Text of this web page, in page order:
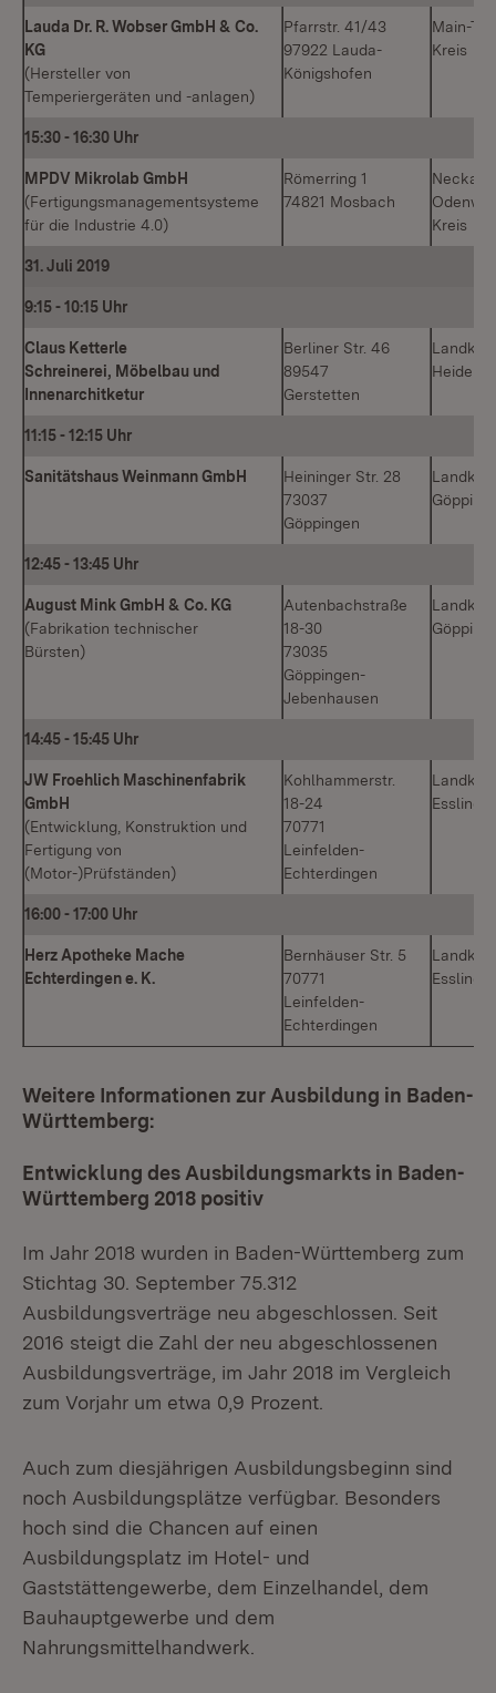
Lauda Dr. R. Wobser GmbH & Co.
KG
(Hersteller von
Temperiergeräten und -anlagen)
Pfarrstr. 41/43
97922 Lauda-
Königshofen
Main-
Kreis
15:30-16:30 Uhr
MPDV Mikrolab GmbH
(Fertigungsmanagementsysteme
für die Industrie 4.0)
Römerring 1
74821 Mosbach
Neckar-
Kreis
31. Juli 2019
9:15-10:15 Uhr
Claus Ketterle
Schreinerei, Möbelbau und
Innenarchitketur
Berliner Str. 46
89547
Gerstetten
11:15-12:15 Uhr
Sanitätshaus Weinmann GmbH
Heininger Str. 28
73037
Göppingen
12:45-13:45 Uhr
August Mink GmbH & Co. KG
(Fabrikation technischer
Bürsten)
Autenbachstraße
18-30
73035
Göppingen-
Jebenhausen
14:45-15:45 Uhr
JW Froehlich Maschinenfabrik
GmbH
(Entwicklung, Konstruktion und
Fertigung von
(Motor-)Prüfständen)
Kohlhammerstr.
18-24
70771
Leinfelden-
Echterdingen
16:00-17:00 Uhr
Herz Apotheke Mache
Echterdingen e. K.
Bernhäuser Str. 5
70771
Leinfelden-
Echterdingen
Weitere Informationen zur Ausbildung in Baden-
Württemberg:
Entwicklung des Ausbildungsmarkts in Baden-
Württemberg 2018 positiv
Im Jahr 2018 wurden in Baden-Württemberg zum
Stichtag 30. September 75.312
Ausbildungsverträge neu abgeschlossen. Seit
2016 steigt die Zahl der neu abgeschlossenen
Ausbildungsverträge, im Jahr 2018 im Vergleich
zum Vorjahr um etwa 0,9 Prozent.
Auch zum diesjährigen Ausbildungsbeginn sind
noch Ausbildungsplätze verfügbar. Besonders
hoch sind die Chancen auf einen
Ausbildungsplatz im Hotel- und
Gaststättengewerbe, dem Einzelhandel, dem
Bauhauptgewerbe und dem
Nahrungsmittelhandwerk.